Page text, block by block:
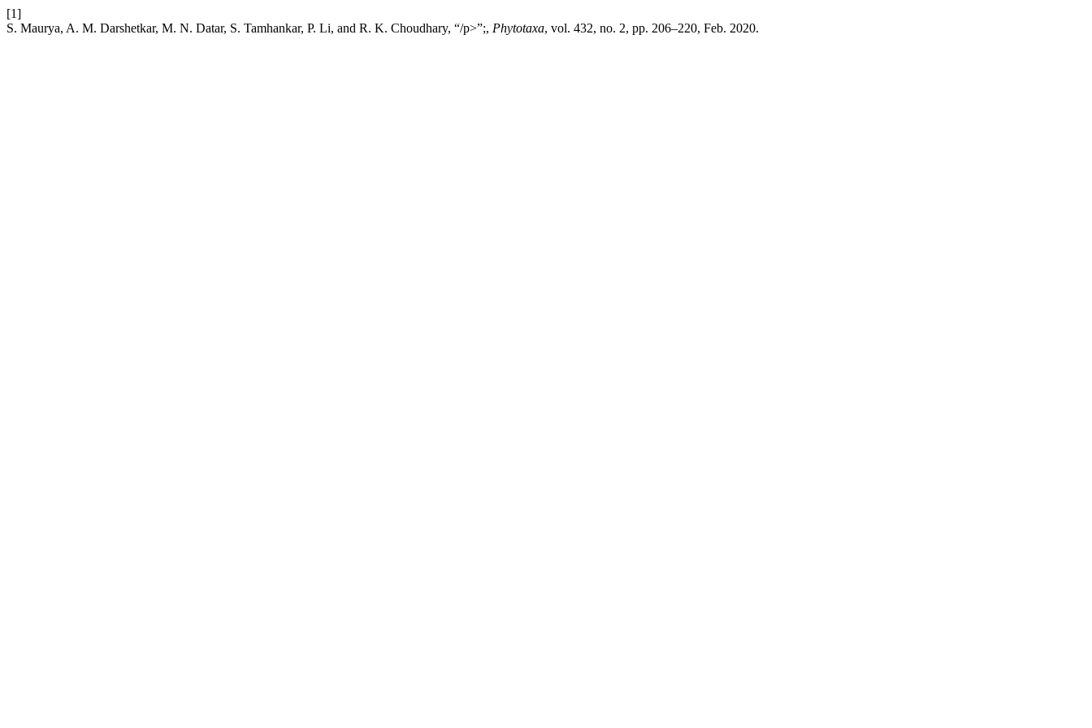
[1]
S. Maurya, A. M. Darshetkar, M. N. Datar, S. Tamhankar, P. Li, and R. K. Choudhary, “/p>”;, Phytotaxa, vol. 432, no. 2, pp. 206–220, Feb. 2020.